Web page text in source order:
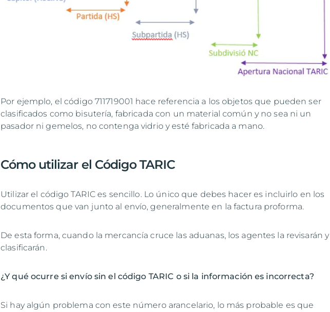
Por ejemplo, el código 711719001 hace referencia a los objetos que pueden ser
clasificados como bisutería, fabricada con un material común y no sea ni un
pasador ni gemelos, no contenga vidrio y esté fabricada a mano.
Cómo utilizar el Código TARIC
Utilizar el código TARIC es sencillo. Lo único que debes hacer es incluirlo en los
documentos que van junto al envío, generalmente en la factura proforma.
De esta forma, cuando la mercancía cruce las aduanas, los agentes la revisarán y
clasificarán.
¿Y qué ocurre si envío sin el código TARIC o si la información es incorrecta?
Si hay algún problema con este número arancelario, lo más probable es que